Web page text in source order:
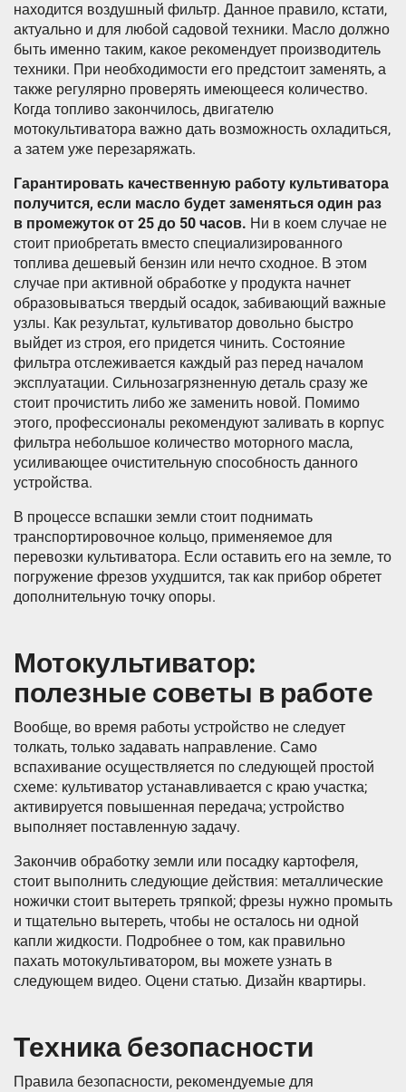
находится воздушный фильтр. Данное правило, кстати,
актуально и для любой садовой техники. Масло должно
быть именно таким, какое рекомендует производитель
техники. При необходимости его предстоит заменять, а
также регулярно проверять имеющееся количество.
Когда топливо закончилось, двигателю
мотокультиватора важно дать возможность охладиться,
а затем уже перезаряжать.
Гарантировать качественную работу культиватора
получится, если масло будет заменяться один раз
в промежуток от 25 до 50 часов. Ни в коем случае не
стоит приобретать вместо специализированного
топлива дешевый бензин или нечто сходное. В этом
случае при активной обработке у продукта начнет
образовываться твердый осадок, забивающий важные
узлы. Как результат, культиватор довольно быстро
выйдет из строя, его придется чинить. Состояние
фильтра отслеживается каждый раз перед началом
эксплуатации. Сильнозагрязненную деталь сразу же
стоит прочистить либо же заменить новой. Помимо
этого, профессионалы рекомендуют заливать в корпус
фильтра небольшое количество моторного масла,
усиливающее очистительную способность данного
устройства.
В процессе вспашки земли стоит поднимать
транспортировочное кольцо, применяемое для
перевозки культиватора. Если оставить его на земле, то
погружение фрезов ухудшится, так как прибор обретет
дополнительную точку опоры.
Мотокультиватор:
полезные советы в работе
Вообще, во время работы устройство не следует
толкать, только задавать направление. Само
вспахивание осуществляется по следующей простой
схеме: культиватор устанавливается с краю участка;
активируется повышенная передача; устройство
выполняет поставленную задачу.
Закончив обработку земли или посадку картофеля,
стоит выполнить следующие действия: металлические
ножички стоит вытереть тряпкой; фрезы нужно промыть
и тщательно вытереть, чтобы не осталось ни одной
капли жидкости. Подробнее о том, как правильно
пахать мотокультиватором, вы можете узнать в
следующем видео. Оцени статью. Дизайн квартиры.
Техника безопасности
Правила безопасности, рекомендуемые для